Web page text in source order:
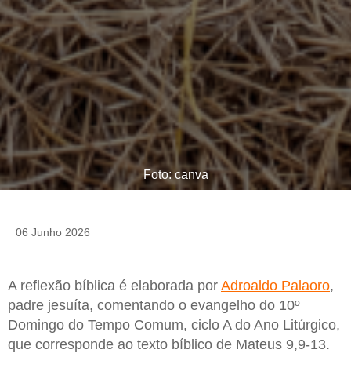
Foto: canva
06 Junho 2026
A reflexão bíblica é elaborada por Adroaldo Palaoro,
padre jesuíta, comentando o evangelho do 10º
Domingo do Tempo Comum, ciclo A do Ano Litúrgico,
que corresponde ao texto bíblico de Mateus 9,9-13.